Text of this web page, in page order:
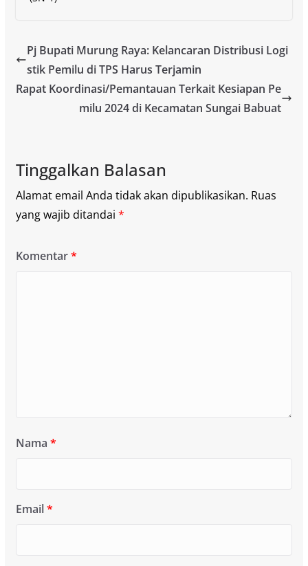
Pj Bupati Murung Raya: Kelancaran Distribusi Logi
stik Pemilu di TPS Harus Terjamin
Rapat Koordinasi/Pemantauan Terkait Kesiapan Pe
milu 2024 di Kecamatan Sungai Babuat
Tinggalkan Balasan
Alamat email Anda tidak akan dipublikasikan. Ruas
yang wajib ditandai *
Komentar*
Nama *
Email*